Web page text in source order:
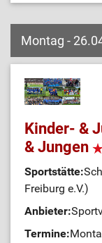
Montag -
Kinder- &
& Jungen
Sportstätte:
Freiburg e.V.)
Anbieter:
Termine: